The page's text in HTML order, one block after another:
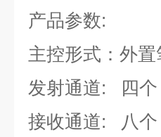
产品参数:
主控形式：外
发射通道: 四个
接收通道: 八个